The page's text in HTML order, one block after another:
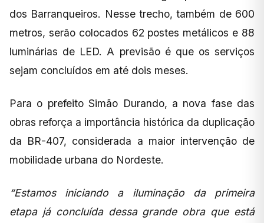
dos Barranqueiros. Nesse trecho, também de 600
metros, serão colocados 62 postes metálicos e 88
luminárias de LED. A previsão é que os serviços
sejam concluídos em até dois meses.
Para o prefeito Simão Durando, a nova fase das
obras reforça a importância histórica da duplicação
da BR-407, considerada a maior intervenção de
mobilidade urbana do Nordeste.
“Estamos iniciando a iluminação da primeira
etapa já concluída dessa grande obra que está